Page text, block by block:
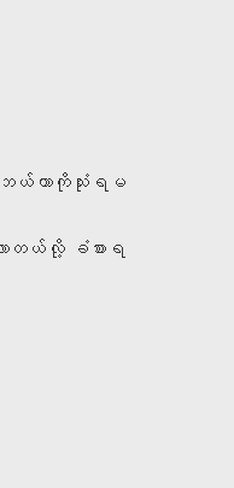
ဘယ်ဟာကိုသုံးရမ
ာတယ်လို့ ခံစားရ